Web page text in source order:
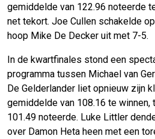
gemiddelde van 122.96 noteerde
net tekort. Joe Cullen schakelde
hoop Mike De Decker uit met 7-5.
In de kwartfinales stond een
programma tussen Michael van
De Gelderlander liet opnieuw zijn
gemiddelde van 108.16 te winnen,
101.49 noteerde. Luke Littler
over Damon Heta heen met een